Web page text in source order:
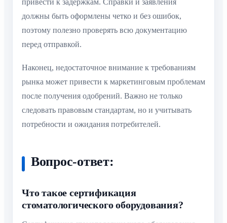
должны быть оформлены четко и без ошибок,
поэтому полезно проверять всю документацию
перед отправкой.
Наконец, недостаточное внимание к требованиям
рынка может привести к маркетинговым проблемам
после получения одобрений. Важно не только
следовать правовым стандартам, но и учитывать
потребности и ожидания потребителей.
Вопрос-ответ:
Что такое сертификация
стоматологического оборудования?